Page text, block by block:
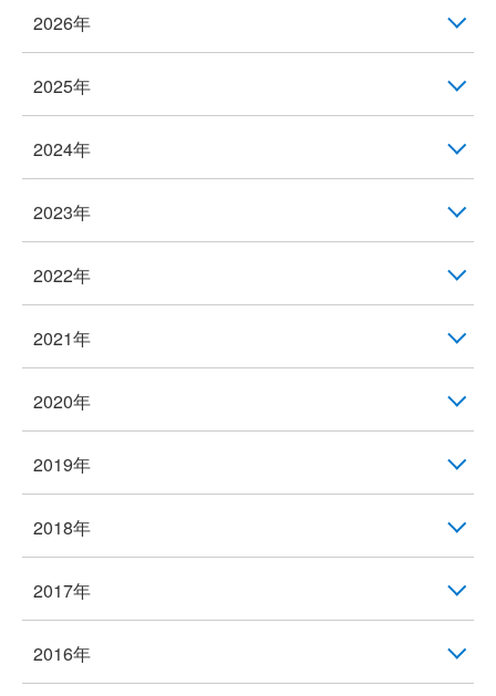
2026年
2025年
2024年
2023年
2022年
2021年
2020年
2019年
2018年
2017年
2016年